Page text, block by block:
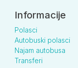
Informacije
Polasci
Autobuski polasci
Najam autobusa
Transferi